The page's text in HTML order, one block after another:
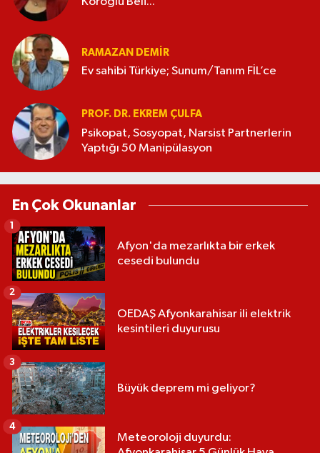
RAMAZAN DEMİR
Ev sahibi Türkiye; Sunum/Tanım FİL’ce
PROF. DR. EKREM ÇULFA
Psikopat, Sosyopat, Narsist Partnerlerin
Yaptığı 50 Manipülasyon
En Çok Okunanlar
Afyon'da mezarlıkta bir erkek
cesedi bulundu
1
OEDAŞ Afyonkarahisar ili elektrik
kesintileri duyurusu
2
Büyük deprem mi geliyor?
3
Meteoroloji duyurdu:
4